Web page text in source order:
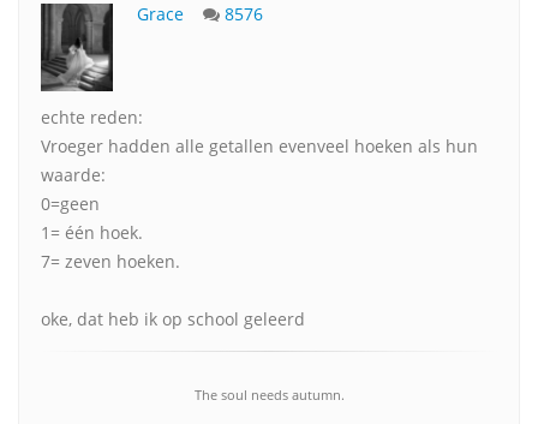
Grace 8576
echte reden:
Vroeger hadden alle getallen evenveel hoeken als hun
waarde:
0=geen
1= één hoek.
7= zeven hoeken.
oke, dat heb ik op school geleerd
The soul needs autumn.